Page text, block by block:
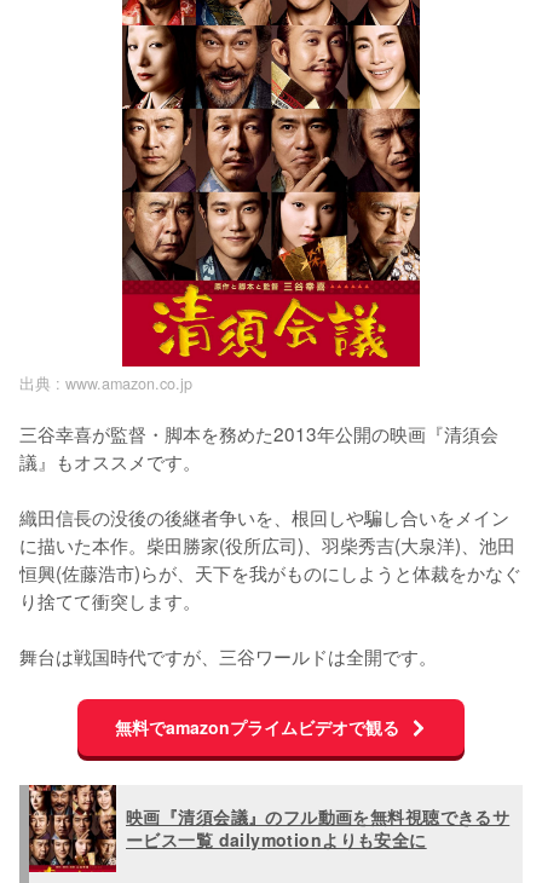
出典 : www.amazon.co.jp
三谷幸喜が監督・脚本を務めた2013年公開の映画『清須会
議』もオススメです。
織田信長の没後の後継者争いを、根回しや騙し合いをメイン
に描いた本作。柴田勝家(役所広司)、羽柴秀吉(大泉洋)、池田
恒興(佐藤浩市)らが、天下を我がものにしようと体裁をかなぐ
り捨てて衝突します。
舞台は戦国時代ですが、三谷ワールドは全開です。
無料でamazonプライムビデオで観る
映画『清須会議』のフル動画を無料視聴できるサ
ービス一覧 dailymotionよりも安全に